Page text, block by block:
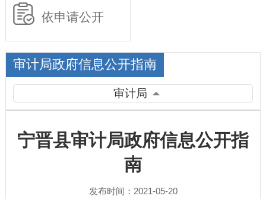
依申请公开
审计局政府信息公开指南
审计局
宁晋县审计局政府信息公开指
南
发布时间：2021-05-20